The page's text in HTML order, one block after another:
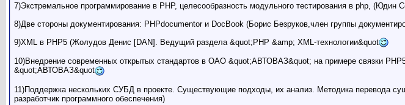
7)Экстремальное программирование в PHP, целесообразность модульного тестирования в php,
8)Две стороны документирования: PHPdocumentor и DocBook (Борис Безруков,член группы
9)XML в PHP5 (Жолудов Денис [DAN]. Ведущий раздела &quot;PHP &amp; XML-технологии&quot
10)Внедрение современных открытых стандартов в ОАО &quot;АВТОВАЗ&quot; на примере связки
&quot;АВТОВАЗ&quot
11)Поддержка нескольких СУБД в проекте. Существующие подходы, их анализ. Методика перевода
разработчик программного обеспечения)